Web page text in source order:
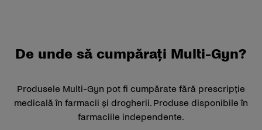
De unde să cumpărați Multi-Gyn?
Produsele Multi-Gyn pot fi cumpărate fără prescripție
medicală în farmacii și drogherii. Produse disponibile în
farmaciile independente.